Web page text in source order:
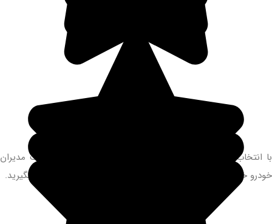
با انتخاب لواسانی موتورز، می‌توانید خودروی باکیفیت از شرکت مدیران
خودرو خریداری نمایید. جهت دریافت اطلاعات بیشتر، با ما تماس بگیرید.